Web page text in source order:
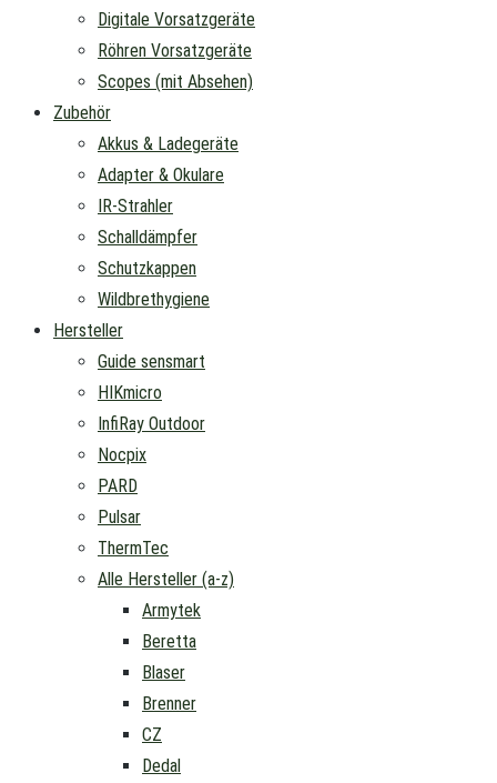
Digitale Vorsatzgeräte
Röhren Vorsatzgeräte
Scopes (mit Absehen)
Zubehör
Akkus & Ladegeräte
Adapter & Okulare
IR-Strahler
Schalldämpfer
Schutzkappen
Wildbrethygiene
Hersteller
Guide sensmart
HIKmicro
InfiRay Outdoor
Nocpix
PARD
Pulsar
ThermTec
Alle Hersteller (a-z)
Armytek
Beretta
Blaser
Brenner
CZ
Dedal